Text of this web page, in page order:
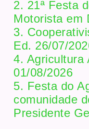
2. 21ª Festa
Motorista em
3.
Ed. 26/07/
4. Agricultura
01/08/2026
5. Festa do
comunidade
Presidente